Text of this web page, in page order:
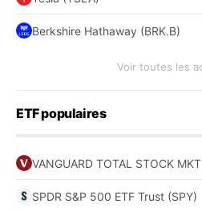
Berkshire Hathaway (BRK.B)
Voir toutes les
ETF populaires
VANGUARD TOTAL STOCK
SPDR S&P 500 ETF Trust (SPY)